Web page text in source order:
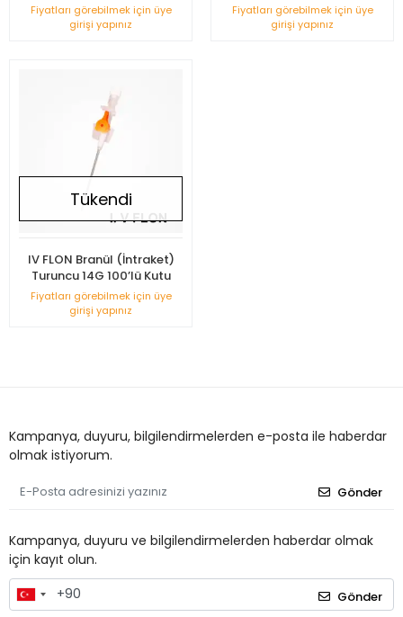
Fiyatları görebilmek için üye
girişi yapınız
Fiyatları görebilmek için üye
girişi yapınız
Tükendi
IV FLON Branül (İntraket)
Turuncu 14G 100’lü Kutu
Fiyatları görebilmek için üye
girişi yapınız
Kampanya, duyuru, bilgilendirmelerden e-posta ile haberdar
olmak istiyorum.
Gönder
Kampanya, duyuru ve bilgilendirmelerden haberdar olmak
için kayıt olun.
Gönder